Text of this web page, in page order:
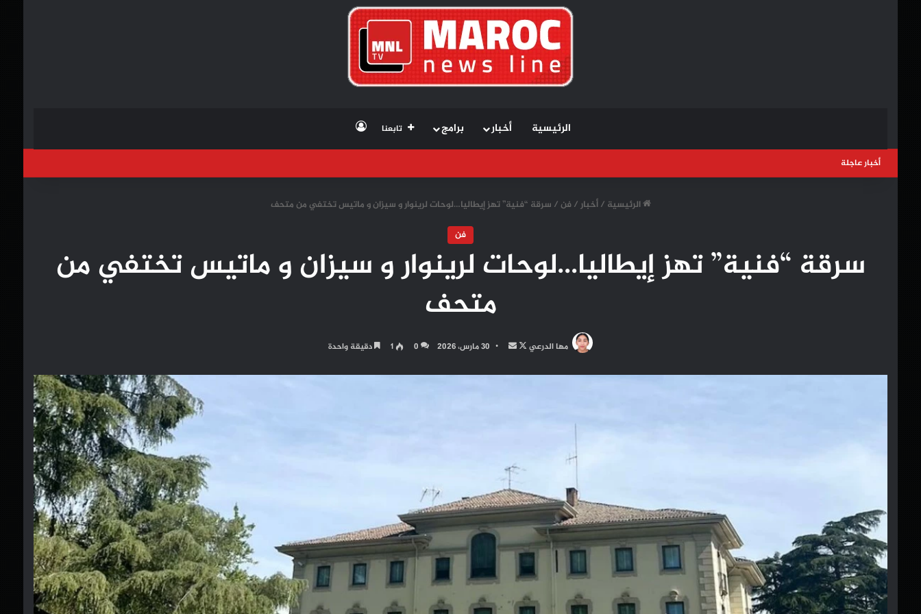
الرئيسية أخبار برامج تابعنا تسجيل الدخول
أخبار عاجلة
الرئيسية / أخبار/ فن / سرقة “فنية” تهز إيطاليا…لوحات لرينوار و سيزان و ماتيس تختفي من متحف
فن
سرقة “فنية” تهز إيطاليا…لوحات لرينوار و سيزان و ماتيس تختفي من
متحف
مها الدرعي
تابع
X
أرسل
إلكترونيا
30 مارس، 2026 0
1 دقيقة واحدة